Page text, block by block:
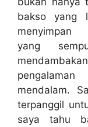
bakso yang
menyimpan
yang
pengalaman
mendalam.
terpanggil
saya tahu